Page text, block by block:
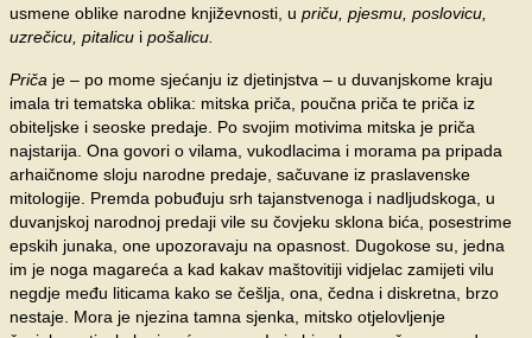
usmene oblike narodne književnosti, u priču, pjesmu, poslovicu,
uzrečicu, pitalicu i pošalicu.
Priča je – po mome sjećanju iz djetinjstva – u duvanjskome kraju
imala tri tematska oblika: mitska priča, poučna priča te priča iz
obiteljske i seoske predaje. Po svojim motivima mitska je priča
najstarija. Ona govori o vilama, vukodlacima i morama pa pripada
arhaičnome sloju narodne predaje, sačuvane iz praslavenske
mitologije. Premda pobuđuju srh tajanstvenoga i nadljudskoga, u
duvanjskoj narodnoj predaji vile su čovjeku sklona bića, posestrime
epskih junaka, one upozoravaju na opasnost. Dugokose su, jedna
im je noga magareća a kad kakav maštovitiji vidjelac zamijeti vilu
negdje među liticama kako se češlja, ona, čedna i diskretna, brzo
nestaje. Mora je njezina tamna sjenka, mitsko otjelovljenje